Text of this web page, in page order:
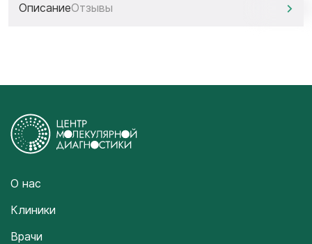
ОписаниеОтзывы
О нас
Клиники
Врачи